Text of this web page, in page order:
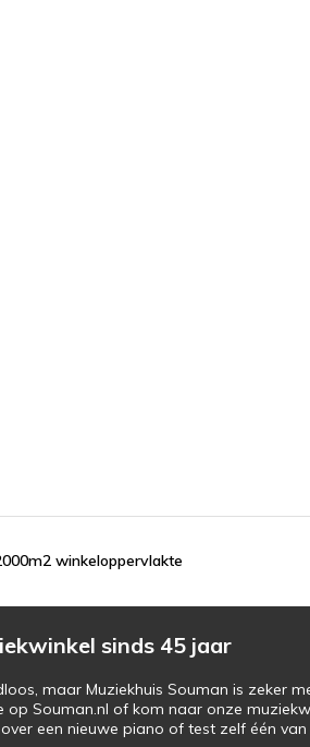
winkeloppervlakte
sinds 45 jaar
maar Muziekhuis Souman is zeker
op Souman.nl of kom naar onze
een nieuwe piano of test zelf één